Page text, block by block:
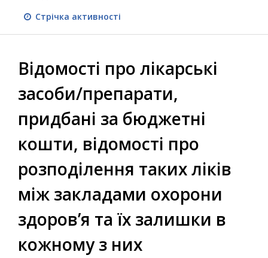
Стрічка активності
Відомості про лікарські
засоби/препарати,
придбані за бюджетні
кошти, відомості про
розподілення таких ліків
між закладами охорони
здоров’я та їх залишки в
кожному з них